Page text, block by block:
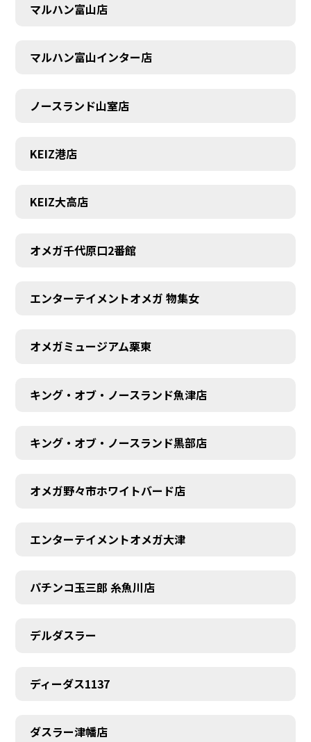
マルハン富山店
マルハン富山インター店
ノースランド山室店
KEIZ港店
KEIZ大高店
オメガ千代原口2番館
エンターテイメントオメガ 物集女
オメガミュージアム栗東
キング・オブ・ノースランド魚津店
キング・オブ・ノースランド黒部店
オメガ野々市ホワイトバード店
エンターテイメントオメガ大津
パチンコ玉三郎 糸魚川店
デルダスラー
ディーダス1137
ダスラー津幡店